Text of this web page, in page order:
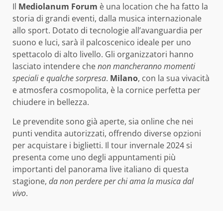
Il Mediolanum Forum è una location che ha fatto la
storia di grandi eventi, dalla musica internazionale
allo sport. Dotato di tecnologie all’avanguardia per
suono e luci, sarà il palcoscenico ideale per uno
spettacolo di alto livello. Gli organizzatori hanno
lasciato intendere chenon mancheranno momenti
speciali e qualche sorpresa. Milano, con la sua vivacità
e atmosfera cosmopolita, è la cornice perfetta per
chiudere in bellezza.
Le prevendite sono già aperte, sia online che nei
punti vendita autorizzati, offrendo diverse opzioni
per acquistare i biglietti. Il tour invernale 2024 si
presenta come uno degli appuntamenti più
importanti del panorama live italiano di questa
stagione, da non perdere per chi ama la musica dal
vivo.